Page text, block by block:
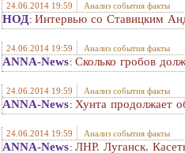
24.06.2014 19:59 Анализ события факты
НОД: Интервью со Ставицким
24.06.2014 19:59 Анализ события факты
ANNA-News: Сколько гробов
24.06.2014 19:59 Анализ события факты
ANNA-News: Хунта продолжает
24.06.2014 19:59 Анализ события факты
ANNA-News: ЛНР. Луганск.